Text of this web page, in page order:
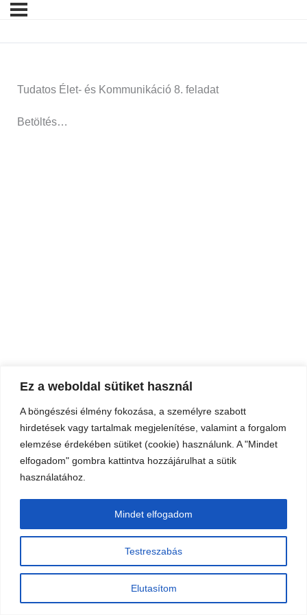
Ez a weboldal sütiket használ
A böngészési élmény fokozása, a személyre szabott
hirdetések vagy tartalmak megjelenítése, valamint a forgalom
elemzése érdekében sütiket (cookie) használunk. A "Mindet
elfogadom" gombra kattintva hozzájárulhat a sütik
használatához.
Testreszabás
Elutasítom
Mindet elfogadom
Tudatos Élet- és Kommunikáció 8. feladat
Betöltés…